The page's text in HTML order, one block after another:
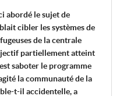
abordé le sujet de
cibler les systèmes de
de la centrale
partiellement atteint
saboter le programme
la communauté de la
t-il accidentelle, a